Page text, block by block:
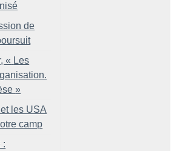
de
« Les
»
les USA
camp
: